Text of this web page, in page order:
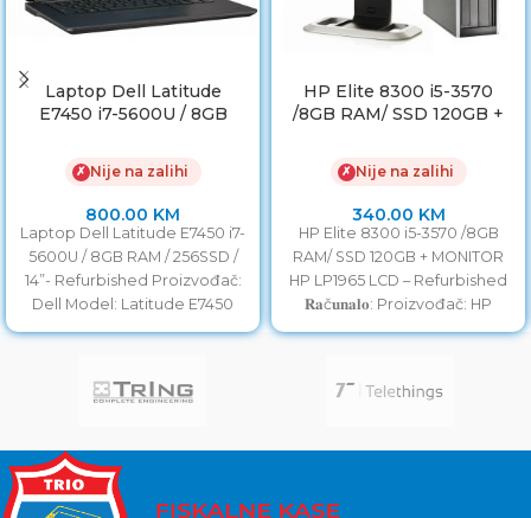
Laptop Dell Latitude
E7450 i7-5600U / 8GB
✗ Nije na zalihi
800.00 KM
Laptop Dell Latitude E7450 i7-
5600U / 8GB RAM / 256SSD /
14”- Refurbished Proizvođač:
Dell Model: Latitude E7450
Procesor: i7-5600U
HP Elite 8300 i5-3570
/8GB RAM/ SSD 120GB +
✗ Nije na zalihi
340.00 KM
HP Elite 8300 i5-3570 /8GB
RAM/ SSD 120GB + MONITOR
HP LP1965 LCD – Refurbished
𝐑𝐚č𝐮𝐧𝐚𝐥𝐨: Proizvođač: HP
Model: EliteDesk